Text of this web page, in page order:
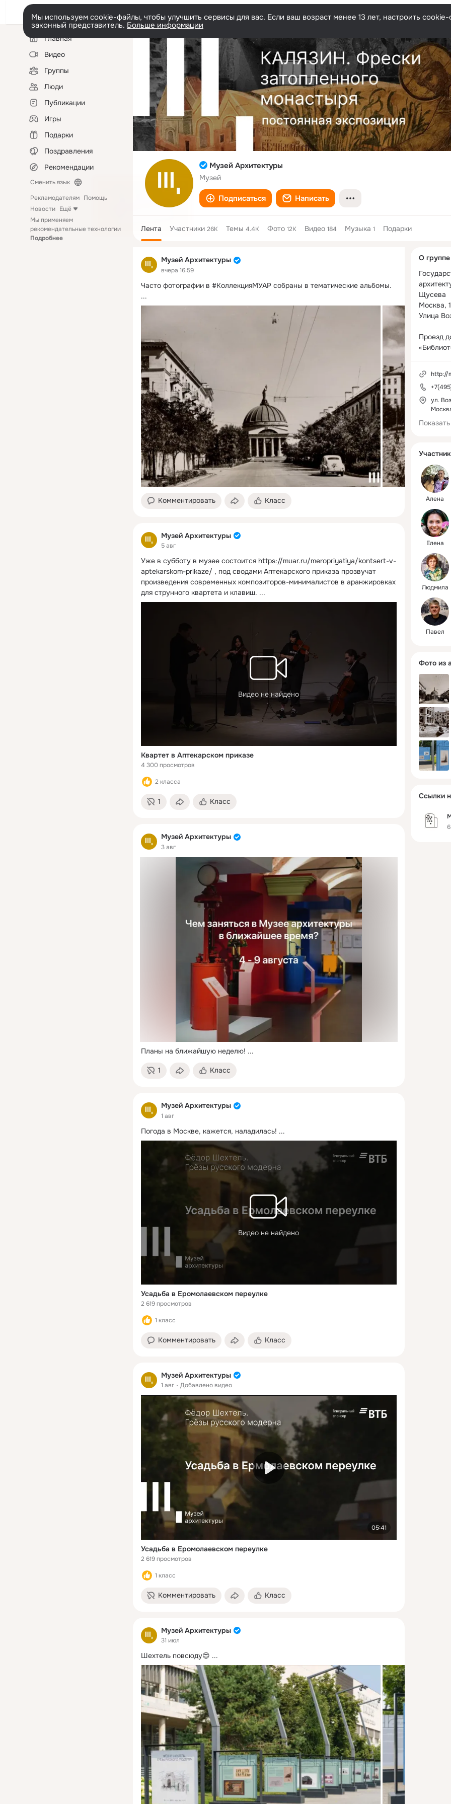
Мы используем cookie-файлы, чтобы улучшить сервисы для вас. Если ваш возраст менее 13 лет, настроить
законный представитель. Больше информации
Левая
колонкаГлавная
Видео
Группы
Люди
Публикации
Игры
Подарки
Поздравления
Рекомендации
Сменить язык
Рекламодателям Помощь
Новости Ещё
Мы применяем
рекомендательные технологии
Подробнее
Музей Архитектуры
Музей
Подписаться Написать
Лента Участники 26K Темы 4.4K Фото 12K Видео 184 Музыка 1 Подарки
Музей Архитектуры
вчера 16:59
Часто фотографии в #КоллекцияМУАР собраны в тематические альбомы.
...
Комментировать Класс
Музей Архитектуры
5 авг
Уже в субботу в музее состоится https://muar.ru/meropriyatiya/kontsert-v-
aptekarskom-prikaze/ , под сводами Аптекарского приказа прозвучат
произведения современных композиторов-минималистов в аранжировках
для струнного квартета и клавиш. ...
Видео не найдено
Квартет в Аптекарском приказе
4 300 просмотров
2 класса
1 Класс
Музей Архитектуры
3 авг
Планы на ближайшую неделю! ...
1 Класс
Музей Архитектуры
1 авг
Погода в Москве, кажется, наладилась! ...
Видео не найдено
Усадьба в Еромолаевском переулке
2 619 просмотров
1 класс
Комментировать Класс
Музей Архитектуры
1 авг Добавлено видео
05:41
Усадьба в Еромолаевском переулке
2 619 просмотров
1 класс
Комментировать Класс
Музей Архитектуры
31 июл
Шехтель повсюду😍 ...
колонка
О группе
Щусева
Москва,
Улица
Проезд
Часы
Пн
Вт, Чт:
Ср, Пт,
минут до
дня.
Входные
билета
музею -
В музее
https://
http://
ул.
Алена
Елена
Людмила
Павел
Фото из
Ссылки